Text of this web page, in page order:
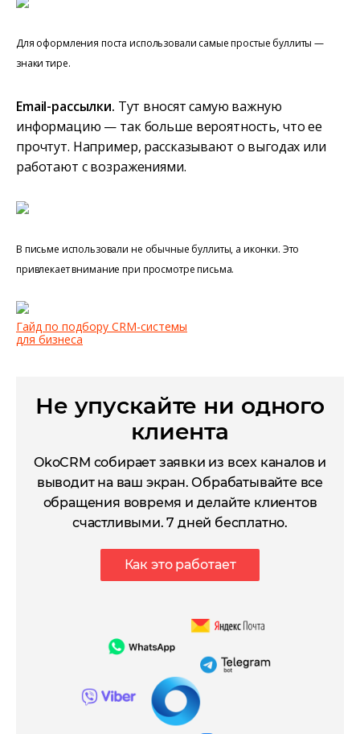
Для оформления поста использовали самые простые буллиты —
знаки тире.
Email-рассылки. Тут вносят самую важную
информацию — так больше вероятность, что ее
прочтут. Например, рассказывают о выгодах или
работают с возражениями.
В письме использовали не обычные буллиты, а иконки. Это
привлекает внимание при просмотре письма.
Гайд по подбору CRM-системы
для бизнеса
Не упускайте ни одного
клиента
OkoCRM собирает заявки из всех каналов и
выводит на ваш экран. Обрабатывайте все
обращения вовремя и делайте клиентов
счастливыми. 7 дней бесплатно.
Как это работает